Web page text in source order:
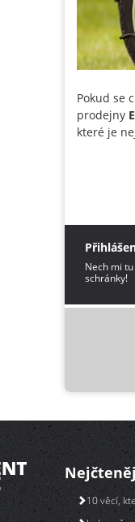
Pokud se
prodejny
které je
Nech mi
schránky!
10 věcí,